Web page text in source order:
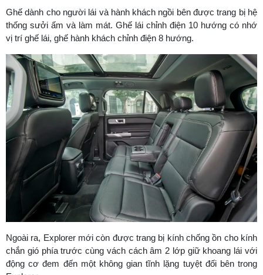
Ghế dành cho người lái và hành khách ngồi bên được trang bị hệ
thống sưởi ấm và làm mát. Ghế lái chỉnh điện 10 hướng có nhớ
vị trí ghế lái, ghế hành khách chỉnh điện 8 hướng.
Ngoài ra, Explorer mới còn được trang bị kính chống ồn cho kính
chắn gió phía trước cùng vách cách âm 2 lớp giữ khoang lái với
động cơ đem đến một không gian tĩnh lặng tuyệt đối bên trong
ĐĂNG KÝ! NHẬN ƯU ĐÃI 100% PHÍ TRƯỚC BẠ
Nhận ngay ưu đãi 100% thuế trước bạ & Tiền mặt, kèm gói
phụ kiện hấp dẫn theo xe khi Quý khách hàng mua xe trong
tháng 6 này!!